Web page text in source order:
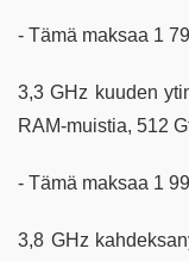
- Tämä maksaa 1
3,3 GHz kuuden
RAM-muistia, 512
- Tämä maksaa 1
3,8 GHz